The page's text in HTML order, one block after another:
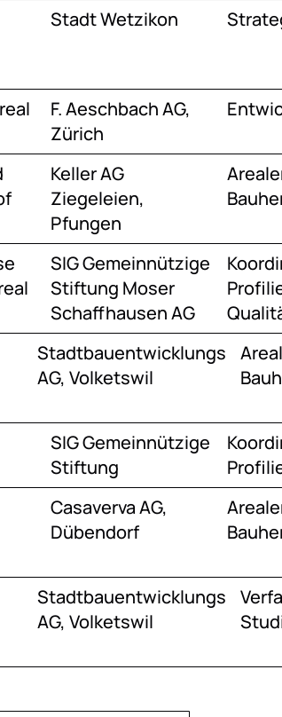
Stadt Wetzikon
F. Aeschbach AG,
Zürich
Keller AG
Ziegeleien,
Pfungen
SIG Gemeinnützige
Stiftung Moser
Schaffhausen AG
Stadtbauentwicklungs
AG, Volketswil
SIG Gemeinnützige
Stiftung
Casaverva AG,
Dübendorf
Stadtbauentwicklungs
AG, Volketswil